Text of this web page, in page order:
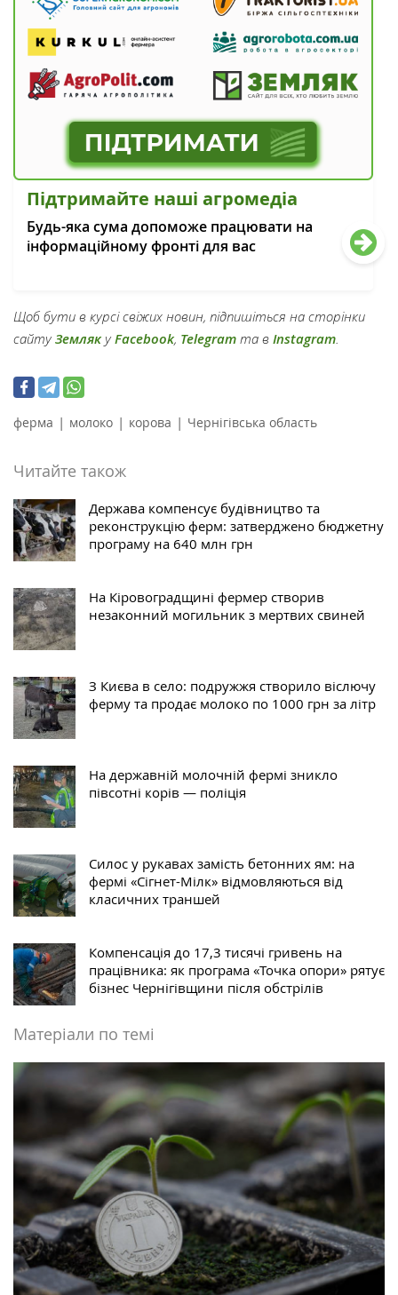
Підтримайте наші агромедіа
Будь-яка сума допоможе працювати на
інформаційному фронті для вас
Щоб бути в курсі свіжих новин, підпишіться на сторінки
сайтуЗемлякуFacebook, Telegram та в Instagram.
ферма | молоко | корова | Чернігівська область
Читайте також
Держава компенсує будівництво та
реконструкцію ферм: затверджено бюджетну
програму на 640 млн грн
На Кіровоградщині фермер створив
незаконний могильник з мертвих свиней
З Києва в село: подружжя створило віслючу
ферму та продає молоко по 1000 грн за літр
На державній молочній фермі зникло
півсотні корів — поліція
Силос у рукавах замість бетонних ям: на
фермі «Сігнет-Мілк» відмовляються від
класичних траншей
Компенсація до 17,3 тисячі гривень на
працівника: як програма «Точка опори» рятує
бізнес Чернігівщини після обстрілів
Матеріали по темі